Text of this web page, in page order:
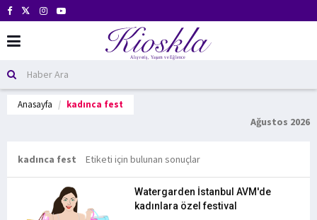
Anasayfa kadınca fest
Ağustos 2026
kadınca fest Etiketi için bulunan sonuçlar
Watergarden İstanbul AVM'de
kadınlara özel festival